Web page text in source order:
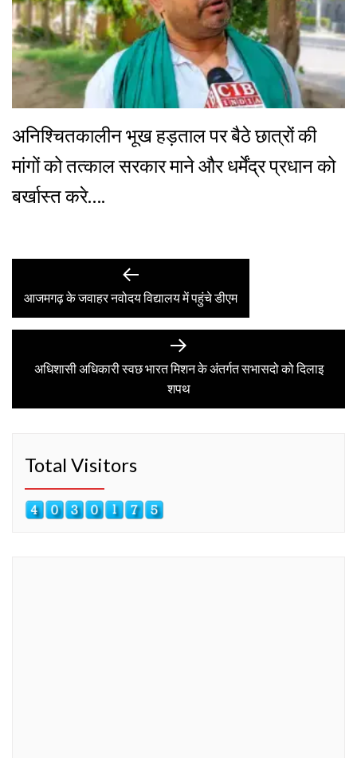
अनिश्चितकालीन भूख हड़ताल पर बैठे छात्रों की
मांगों को तत्काल सरकार माने और धर्मेंद्र प्रधान को
बर्खास्त करे….
navigation
Previous
post:
आजमगढ़ के जवाहर नवोदय विद्यालय में पहुंचे डीएम
Next
post:
अधिशासी अधिकारी स्वछ भारत मिशन के अंतर्गत सभासदो को दिलाइ
शपथ
Total Visitors